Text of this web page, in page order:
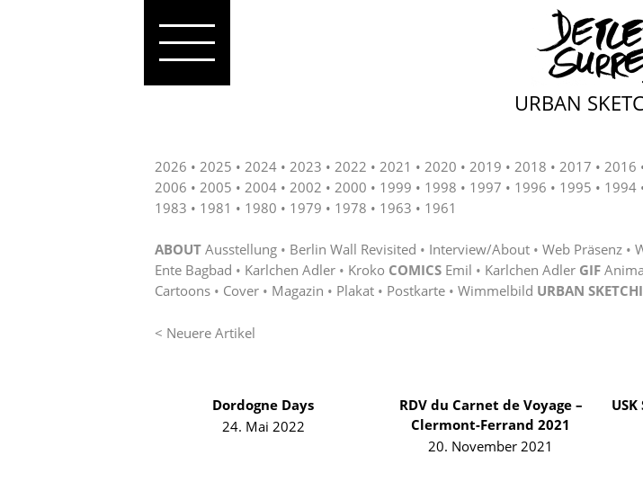
URBAN
2026 2025 2024 2023 2022 2021 2020 2019 2018 2017 2016
2006
2005 2004 2002 2000 1999 1998 1997 1996 1995 1994
1983
1981 1980 1979 1978 1963 1961
ABOUT Ausstellung Berlin Wall Revisited Interview/About Web Präsenz
Ente Bagbad
Karlchen Adler Kroko COMICS Emil Karlchen Adler GIF
Cartoons
Cover Magazin Plakat Postkarte Wimmelbild URBAN
< Neuere Artikel
Dordogne Days
24. Mai 2022
RDV du Carnet de Voyage –
Clermont-Ferrand 2021
20. November 2021